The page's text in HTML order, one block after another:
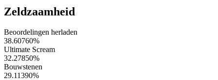
Zeldzaamheid
Beoordelingen herladen
38.60760%
Ultimate Scream
32.27850%
Bouwstenen
29.11390%